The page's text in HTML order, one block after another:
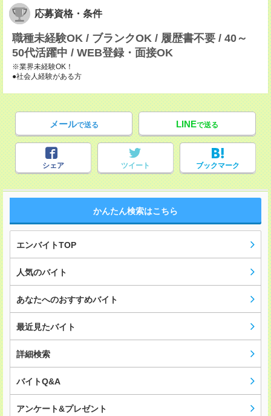
応募資格・条件
職種未経験OK / ブランクOK / 履歴書不要 / 40～
50代活躍中 / WEB登録・面接OK
※業界未経験OK！
●社会人経験がある方
メールで送る LINEで送る
シェア ツイート ブックマーク
かんたん検索はこちら
エンバイトTOP
人気のバイト
あなたへのおすすめバイト
最近見たバイト
詳細検索
バイトQ&A
アンケート&プレゼント